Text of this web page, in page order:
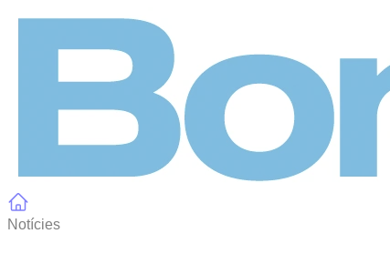
Notícies